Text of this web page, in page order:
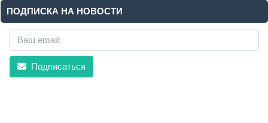
ПОДПИСКА НА НОВОСТИ
Подписаться